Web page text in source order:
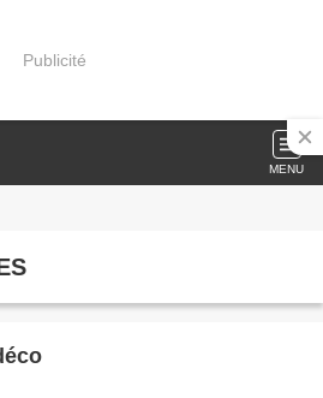
Publicité
MENU